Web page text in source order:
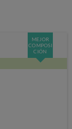
MEJOR
COMPOSI
CIÓN